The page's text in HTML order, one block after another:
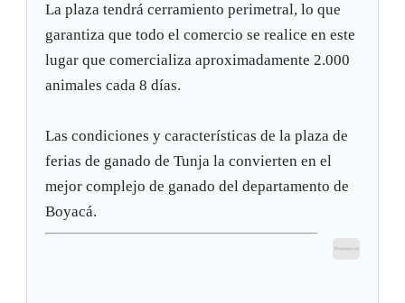
La plaza tendrá cerramiento perimetral, lo que
garantiza que todo el comercio se realice en este
lugar que comercializa aproximadamente 2.000
animales cada 8 días.
Las condiciones y características de la plaza de
ferias de ganado de Tunja la convierten en el
mejor complejo de ganado del departamento de
Boyacá.